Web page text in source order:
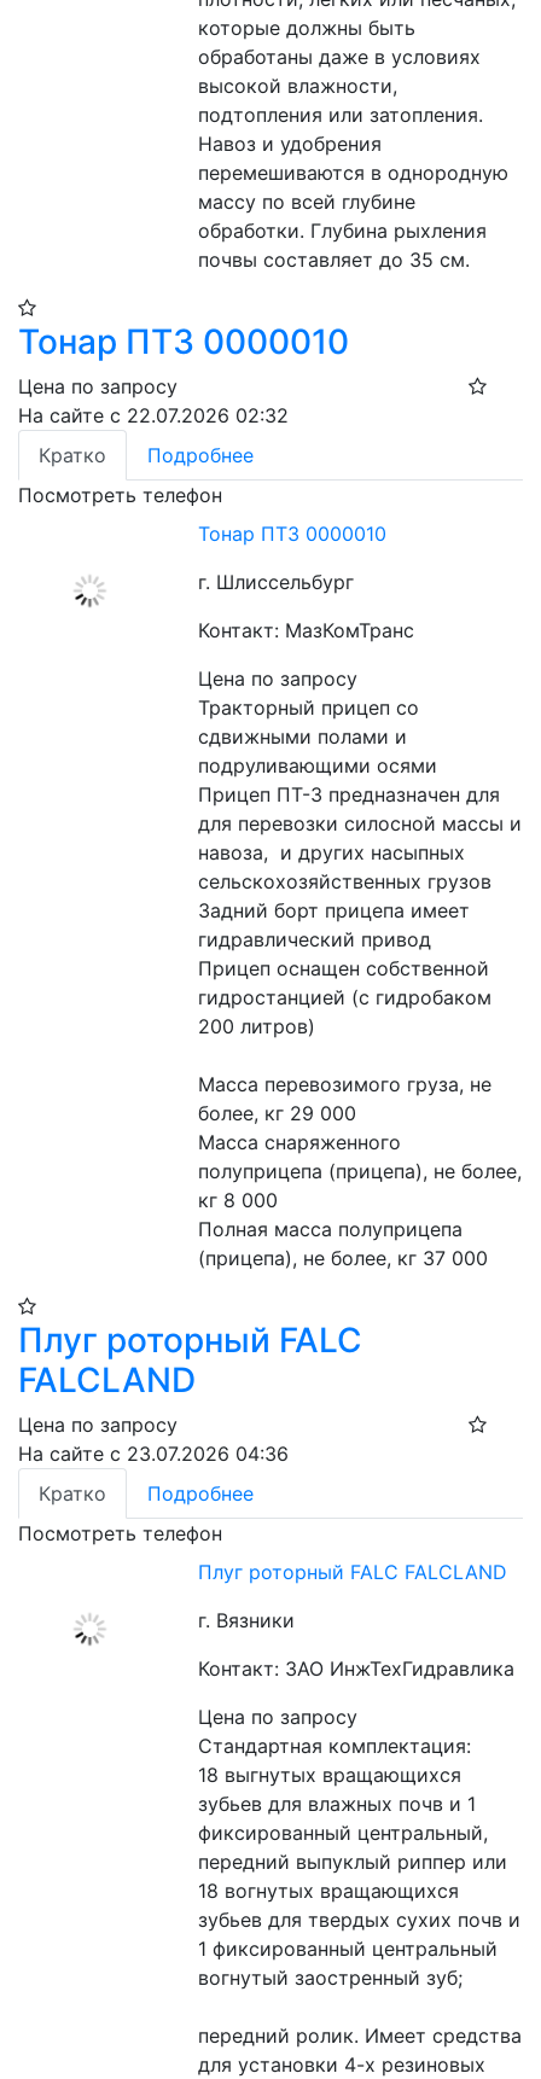
которые должны быть
обработаны даже в условиях
высокой влажности,
подтопления или затопления.
Навоз и удобрения
перемешиваются в однородную
массу по всей глубине
обработки. Глубина рыхления
почвы составляет до 35 см.
Тонар ПТ3 0000010
Цена по запросу
На сайте с 22.07.2026 02:32
Кратко
Подробнее
Посмотреть телефон
Тонар ПТ3 0000010
г. Шлиссельбург
Контакт: МазКомТранс
Цена по запросу
Тракторный прицеп со
сдвижными полами и
подруливающими осями
Прицеп ПТ-3 предназначен для
для перевозки силосной массы и
навоза,  и других насыпных
сельскохозяйственных грузов
Задний борт прицепа имеет
гидравлический привод
Прицеп оснащен собственной
гидростанцией (с гидробаком
200 литров)
Масса перевозимого груза, не
более, кг 29 000
Масса снаряженного
полуприцепа (прицепа), не более,
кг 8 000
Полная масса полуприцепа
(прицепа), не более, кг 37 000
Плуг роторный FALC
FALCLAND
Цена по запросу
На сайте с 23.07.2026 04:36
Кратко
Подробнее
Посмотреть телефон
Плуг роторный FALC FALCLAND
г. Вязники
Контакт: ЗАО ИнжТехГидравлика
Цена по запросу
Стандартная комплектация:
18 выгнутых вращающихся
зубьев для влажных почв и 1
фиксированный центральный,
передний выпуклый риппер или
18 вогнутых вращающихся
зубьев для твердых сухих почв и
1 фиксированный центральный
вогнутый заостренный зуб;
передний ролик. Имеет средства
для установки 4-х резиновых